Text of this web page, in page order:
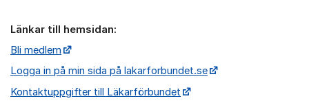
Länkar till hemsidan:
Bli medlem
Logga in på min sida på lakarforbundet.se
Kontaktuppgifter till Läkarförbundet